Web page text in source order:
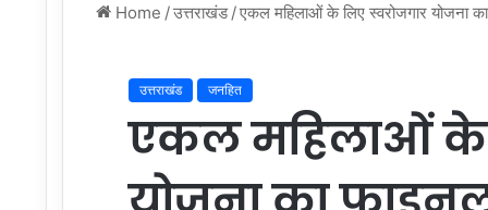
Home /उत्तराखंड /एकल महिलाओं के लिए स्वरोजगार योजना
उत्तराखंड जनहित
एकल महिलाओं के